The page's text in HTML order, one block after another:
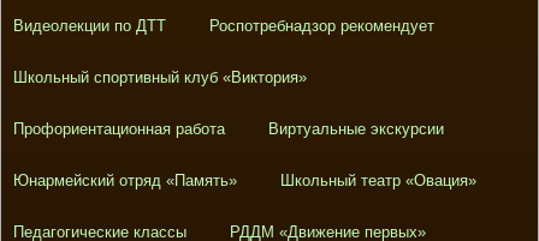
Видеолекции по ДТТ Роспотребнадзор рекомендует
Школьный спортивный клуб «Виктория»
Профориентационная работа Виртуальные экскурсии
Юнармейский отряд «Память» Школьный театр «Овация»
Педагогические классы РДДМ «Движение первых»